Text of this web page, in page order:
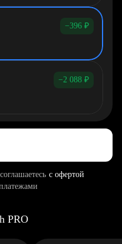
−396 ₽
−2 088 ₽
с офертой
PRO